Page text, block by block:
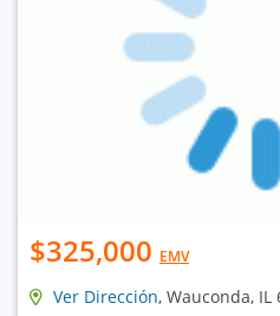
$325,000 EMV
Ver Dirección, Wauconda, IL